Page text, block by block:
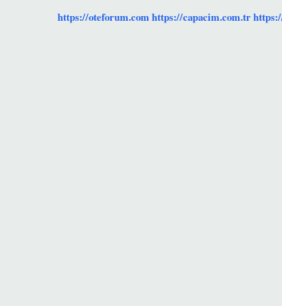
https://oteforum.comhttps://capacim.com.tr